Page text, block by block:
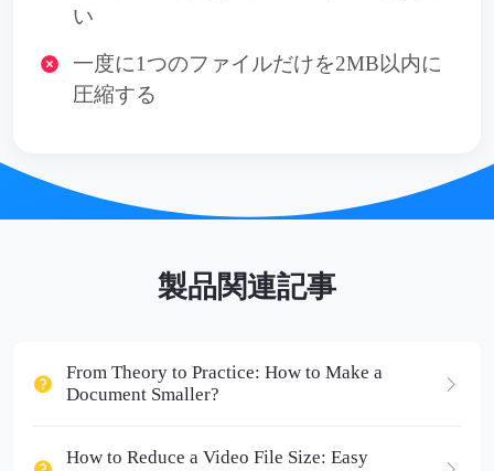
い
一度に1つのファイルだけを2MB以内に
圧縮する
製品関連記事
From Theory to Practice: How to Make a
Document Smaller?
How to Reduce a Video File Size: Easy